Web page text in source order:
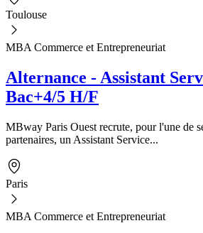
Toulouse
MBA Commerce et Entrepreneuriat
Alternance - Assistant
Bac+4/5 H/F
MBway Paris Ouest recrute, pour l'une de
partenaires, un Assistant Service...
Paris
MBA Commerce et Entrepreneuriat